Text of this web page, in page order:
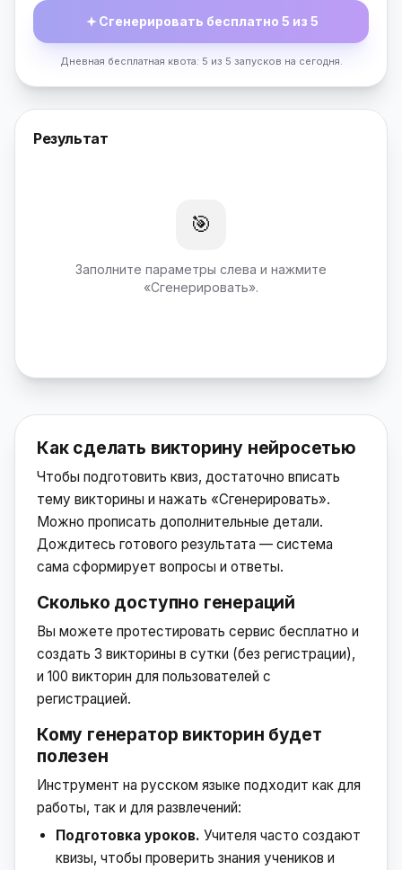
Сгенерировать бесплатно 5 из 5
Дневная бесплатная квота: 5 из 5 запусков на сегодня.
Результат
🎯
Заполните параметры слева и нажмите
«Сгенерировать».
Как сделать викторину нейросетью
Чтобы подготовить квиз, достаточно вписать
тему викторины и нажать «Сгенерировать».
Можно прописать дополнительные детали.
Дождитесь готового результата — система
сама сформирует вопросы и ответы.
Сколько доступно генераций
Вы можете протестировать сервис бесплатно и
создать 3 викторины в сутки (без регистрации),
и 100 викторин для пользователей с
регистрацией.
Кому генератор викторин будет
полезен
Инструмент на русском языке подходит как для
работы, так и для развлечений:
Подготовка уроков. Учителя часто создают
квизы, чтобы проверить знания учеников и